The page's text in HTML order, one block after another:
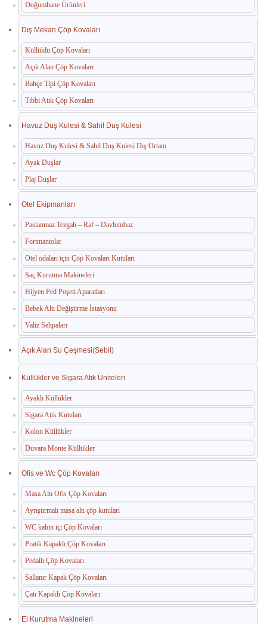
Doğumhane Ürünleri
Dış Mekan Çöp Kovaları
Küllüklü Çöp Kovaları
Açık Alan Çöp Kovaları
Bahçe Tipi Çöp Kovaları
Tıbbi Atık Çöp Kovaları
Havuz Duş Kulesi & Sahil Duş Kulesi
Havuz Duş Kulesi & Sahil Duş Kulesi Dış Ortam
Ayak Duşlar
Plaj Duşlar
Otel Ekipmanları
Paslanmaz Tezgah – Raf – Davlumbaz
Fortmantolar
Otel odaları için Çöp Kovaları Kutuları
Saç Kurutma Makineleri
Hijyen Ped Poşeti Aparatları
Bebek Altı Değiştirme İstasyonu
Valiz Sehpaları
Açık Alan Su Çeşmesi(Sebil)
Küllükler ve Sigara Atık Üniteleri
Ayaklı Küllükler
Sigara Atık Kutuları
Kolon Küllükler
Duvara Monte Küllükler
Ofis ve Wc Çöp Kovaları
Masa Altı Ofis Çöp Kovaları
Ayrıştırmalı masa altı çöp kutuları
WC kabin içi Çöp Kovaları
Pratik Kapaklı Çöp Kovaları
Pedallı Çöp Kovaları
Sallanır Kapak Çöp Kovaları
Çatı Kapaklı Çöp Kovaları
El Kurutma Makineleri